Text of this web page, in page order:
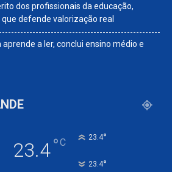
dos profissionais da educação,
defende valorização real
a ler, conclui ensino médio e
23.4°C 23.4°
23.4°